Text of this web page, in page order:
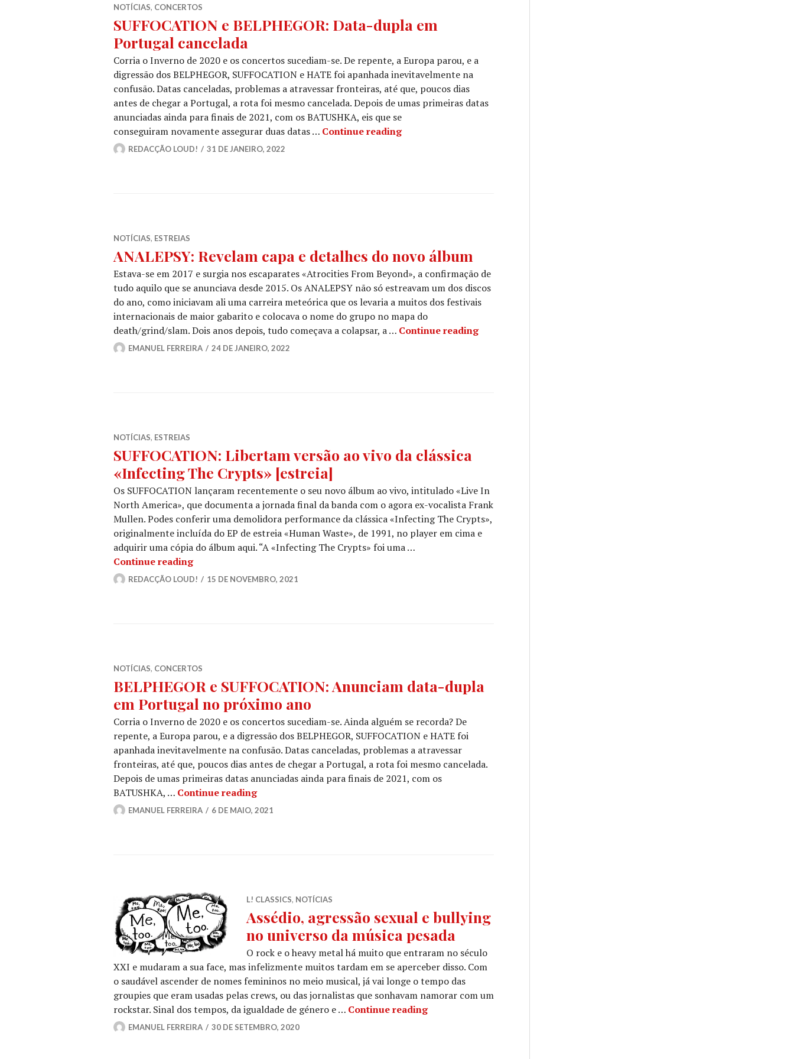
NOTÍCIAS, CONCERTOS
SUFFOCATION e BELPHEGOR: Data-dupla em
Portugal cancelada
Corria o Inverno de 2020 e os concertos sucediam-se. De repente, a Europa parou, e a
digressão dos BELPHEGOR, SUFFOCATION e HATE foi apanhada inevitavelmente na
confusão. Datas canceladas, problemas a atravessar fronteiras, até que, poucos dias
antes de chegar a Portugal, a rota foi mesmo cancelada. Depois de umas primeiras datas
anunciadas ainda para finais de 2021, com os BATUSHKA, eis que se
conseguiram novamente assegurar duas datas … Continue readingSUFFOCATION e BELPHEGOR: Data-dupla em Portugal cancelada
REDACÇÃO LOUD! 31 DE JANEIRO, 2022
NOTÍCIAS, ESTREIAS
ANALEPSY: Revelam capa e detalhes do novo álbum
Estava-se em 2017 e surgia nos escaparates «Atrocities From Beyond», a confirmação de
tudo aquilo que se anunciava desde 2015. Os ANALEPSY não só estreavam um dos discos
do ano, como iniciavam ali uma carreira meteórica que os levaria a muitos dos festivais
internacionais de maior gabarito e colocava o nome do grupo no mapa do
death/grind/slam. Dois anos depois, tudo começava a colapsar, a … Continue readingANALEPSY: Revelam capa e detalhes do novo álbum
EMANUEL FERREIRA 24 DE JANEIRO, 2022
NOTÍCIAS, ESTREIAS
SUFFOCATION: Libertam versão ao vivo da clássica
«Infecting The Crypts» [estreia]
Os SUFFOCATION lançaram recentemente o seu novo álbum ao vivo, intitulado «Live In
North America», que documenta a jornada final da banda com o agora ex-vocalista Frank
Mullen. Podes conferir uma demolidora performance da clássica «Infecting The Crypts»,
originalmente incluída do EP de estreia «Human Waste», de 1991, no player em cima e
adquirir uma cópia do álbum aqui. “A «Infecting The Crypts» foi uma …
Continue readingSUFFOCATION: Libertam versão ao vivo da clássica «Infecting The Crypts» [estreia]
REDACÇÃO LOUD! 15 DE NOVEMBRO, 2021
NOTÍCIAS, CONCERTOS
BELPHEGOR e SUFFOCATION: Anunciam data-dupla
em Portugal no próximo ano
Corria o Inverno de 2020 e os concertos sucediam-se. Ainda alguém se recorda? De
repente, a Europa parou, e a digressão dos BELPHEGOR, SUFFOCATION e HATE foi
apanhada inevitavelmente na confusão. Datas canceladas, problemas a atravessar
fronteiras, até que, poucos dias antes de chegar a Portugal, a rota foi mesmo cancelada.
Depois de umas primeiras datas anunciadas ainda para finais de 2021, com os
BATUSHKA, … Continue readingBELPHEGOR e SUFFOCATION: Anunciam data-dupla em Portugal no próximo ano
EMANUEL FERREIRA 6 DE MAIO, 2021
L! CLASSICS, NOTÍCIAS
Assédio, agressão sexual e bullying
no universo da música pesada
O rock e o heavy metal há muito que entraram no século
XXI e mudaram a sua face, mas infelizmente muitos tardam em se aperceber disso. Com
o saudável ascender de nomes femininos no meio musical, já vai longe o tempo das
groupies que eram usadas pelas crews, ou das jornalistas que sonhavam namorar com um
rockstar. Sinal dos tempos, da igualdade de género e … Continue readingAssédio, agressão sexual e bullying no universo da música pesada
EMANUEL FERREIRA 30 DE SETEMBRO, 2020